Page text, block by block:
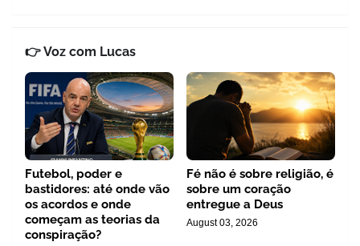
👉 Voz com Lucas
Futebol, poder e
bastidores: até onde vão
os acordos e onde
começam as teorias da
conspiração?
Fé não é sobre religião, é
sobre um coração
entregue a Deus
August 03, 2026